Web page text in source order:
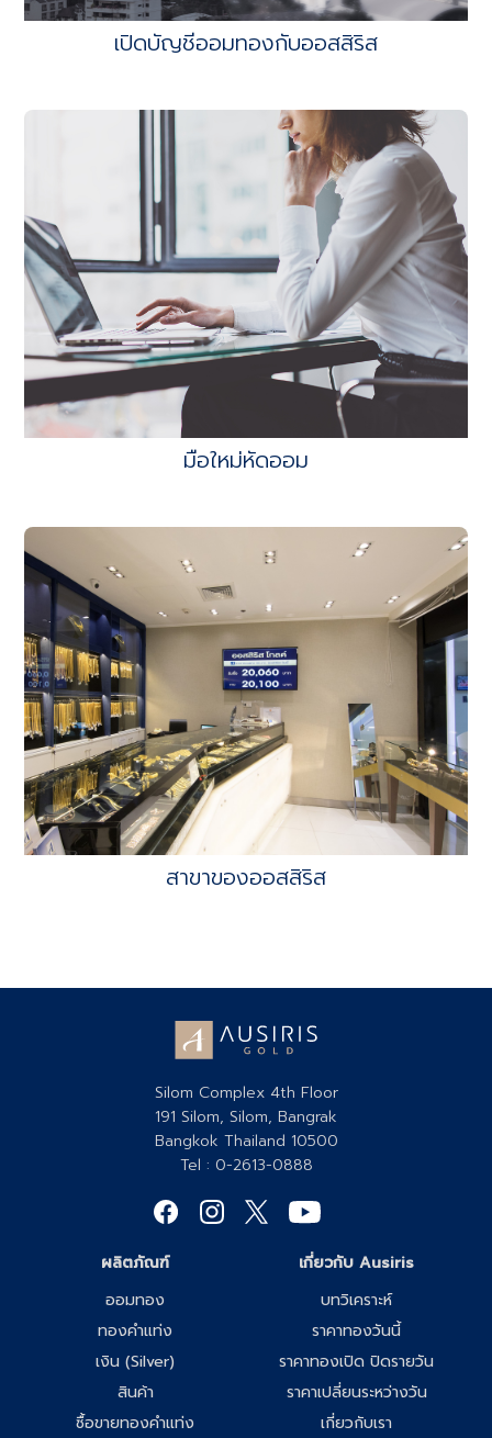
เปิดบัญชีออมทองกับออสสิริส
มือใหม่หัดออม
สาขาของออสสิริส
Silom Complex 4th Floor
191 Silom, Silom, Bangrak
Bangkok Thailand 10500
Tel : 0-2613-0888
ผลิตภัณฑ์
ออมทอง
ทองคำแท่ง
เงิน (Silver)
สินค้า
ซื้อขายทองคำแท่ง
เกี่ยวกับ Ausiris
บทวิเคราะห์
ราคาทองวันนี้
ราคาทองเปิด ปิดรายวัน
ราคาเปลี่ยนระหว่างวัน
เกี่ยวกับเรา